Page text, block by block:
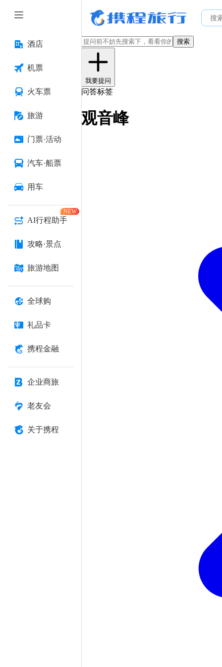
酒店
机票
火车票
旅游
门票·活动
汽车·船票
用车
AI行程助手
NEW
攻略·景点
旅游地图
全球购
礼品卡
携程金融
企业商旅
老友会
关于携程
搜索
我要提问
问答标签
观音峰